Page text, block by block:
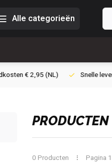
Alle categorieën
Snelle levering Veilig betalen
0 Producten Pagina